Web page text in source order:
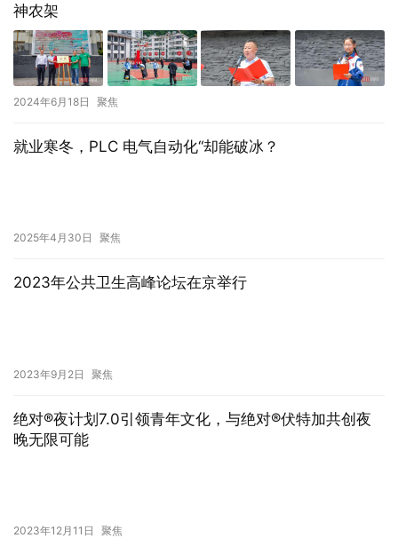
神农架
2024年6月18日 聚焦
就业寒冬，PLC 电气自动化“却能破冰？
2025年4月30日 聚焦
2023年公共卫生高峰论坛在京举行
2023年9月2日 聚焦
绝对®夜计划7.0引领青年文化，与绝对®伏特加共创夜
晚无限可能
2023年12月11日 聚焦